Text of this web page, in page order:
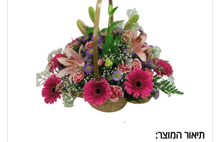
תיאור המוצר: